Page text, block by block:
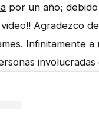
por un año;
Agradezco
Infinitamente a